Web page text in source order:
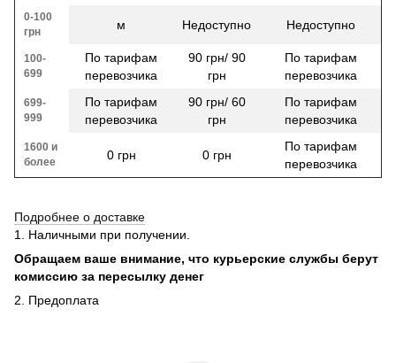
0-100
грн
м Недоступно Недоступно
100-
699
По тарифам
перевозчика
90 грн/ 90
грн
По тарифам
перевозчика
699-
999
По тарифам
перевозчика
90 грн/ 60
грн
По тарифам
перевозчика
1600 и
более
0 грн 0 грн
По тарифам
перевозчика
Подробнее о доставке
1. Наличными при получении.
Обращаем ваше внимание, что курьерские службы берут
комиссию за пересылку денег
2. Предоплата